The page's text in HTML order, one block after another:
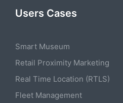
Users Cases
Smart Museum
Retail Proximity Marketing
Real Time Location (RTLS)
Fleet Management